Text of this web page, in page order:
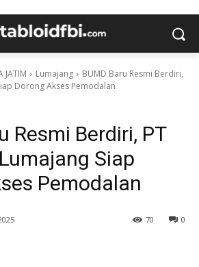
JATIM Lumajang
BUMD Baru Resmi Berdiri,
Dorong Akses Pemodalan
Resmi Berdiri, PT
Siap
Pemodalan
0
70